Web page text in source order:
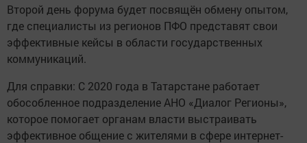
Второй день форума будет посвящён обмену опытом,
где специалисты из регионов ПФО представят свои
эффективные кейсы в области государственных
коммуникаций.
Для справки: С 2020 года в Татарстане работает
обособленное подразделение АНО «Диалог Регионы»,
которое помогает органам власти выстраивать
эффективное общение с жителями в сфере интернет-